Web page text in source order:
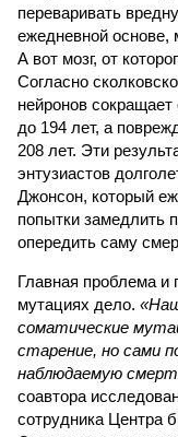
переваривать
ежедневной основе,
А вот мозг, от
Согласно
нейронов
до 194 лет, а
208 лет. Эти
энтузиастов
Джонсон, который
попытки замедлить
опередить саму
Главная проблема и
мутациях дело.
соматические
старение, но сами
наблюдаемую
соавтора
сотрудника Центра